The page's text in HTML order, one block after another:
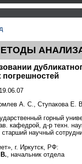
А. С., Ступакова Е. В.
горный
кафедрой, д-р техн.
старший научный
г. Иркутск, РФ:
, начальник отдела